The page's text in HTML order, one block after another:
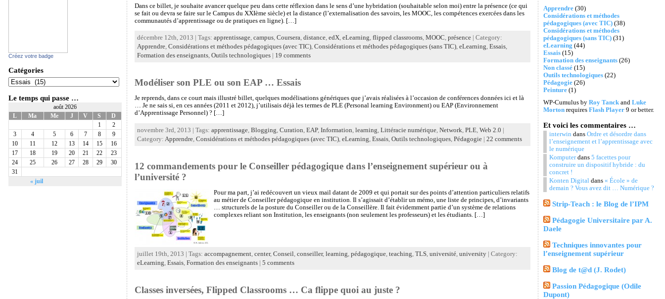
Créez votre badge
Catégories
Le temps qui passe …
août 2026
L
Ma Me J V S D
« juil
1
2
3
4 5 6 7 8
9
10
11 12 13 14 15
16
17
18 19 20 21 22
23
24
25 26 27 28 29
30
31
Dans ce billet, je souhaite avancer quelque peu dans cette réflexion dans le sens d’une hybridation (souhaitable selon moi) entre la présence (ce qui
se fait ou devra se faire sur le Campus du XXIème siècle) et la distance (l’externalisation des savoirs, les MOOC, les compétences exercées dans les
communautés d’apprentissage ou de pratiques en ligne). […]
décembre 12th, 2013 | Tags: apprentissage, campus, Coursera, distance, edX, eLearning, flipped classrooms, MOOC, présence| Category:
Apprendre, Considérations et méthodes pédagogiques (avec TIC), Considérations et méthodes pédagogiques (sans TIC), eLearning, Essais,
Formation des enseignants, Outils technologiques| 19 comments
Modéliser son PLE ou son EAP … Essais
Je reprends, dans ce court mais illustré billet, quelques modélisations génériques que j’avais réalisées à l’occasion de conférences données ici et là
… Je ne sais si, en ces années (2011 et 2012), j’utilisais déjà les termes de PLE (Personal learning Environment) ou EAP (Environnement
d’Apprentissage Personnel) ? […]
novembre 3rd, 2013 | Tags: apprentissage, Blogging, Curation, EAP, Information, learning, Littéracie numérique, Network, PLE, Web 2.0
Category: Apprendre, Considérations et méthodes pédagogiques (avec TIC), eLearning, Essais, Outils technologiques, Pédagogie| 22 comments
12 commandements pour le Conseiller pédagogique dans l’enseignement supérieur ou à
l’université ?
Pour ma part, j’ai redécouvert un vieux mail datant de 2009 et qui portait sur des points d’attention particuliers relatifs
au métier de Conseiller pédagogique en institution. Il s’agissait d’établir un mémo, une liste de principes, d’invariants
… structurels de la posture du Conseiller ou de la Conseillère. Il fait évidemment partie d’un système de relations
complexes reliant son Institution, les enseignants (non seulement les professeurs) et les étudiants. […]
juillet 19th, 2013 | Tags: accompagnement, center, Conseil conseiller, learning pédagogique, teaching TLS, université, university| Category:
eLearning Essais, Formation des enseignants| 5 comments
Classes inversées, Flipped Classrooms … Ca flippe quoi au juste ?
Apprendre(30)
Considérations et méthodes
pédagogiques (avec TIC)(38)
Considérations et méthodes
pédagogiques (sans TIC)(31)
eLearning (44)
Essais(15)
Formation des enseignants(26)
Non classé(15)
Outils technologiques(22)
Pédagogie(26)
Peinture(1)
WP-Cumulus by Roy Tanckand Luke
Mortonrequires Flash Player9 or better.
Et voici les commentaires …
interwin dans Ordre et désordre dans
l’enseignement et l’apprentissage avec
le numérique
Komputerdans 5 facettes pour
construire un dispositif hybride : du
concret !
Konten Digitaldans « École » de
demain ? Vous avez dit … Numérique ?
Strip-Teach : le Blog de l’IPM
Pédagogie Universitaire par A.
Daele
Techniques innovantes pour
l’enseignement supérieur
Blog de t@d (J. Rodet)
Passion Pédagogique (Odile
Dupont)